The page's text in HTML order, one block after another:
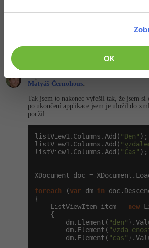
OK
tady použitýho pole) - teda pokud ti jeden
Matyáš Černohous:
Tak jsem to nakonec vyřešil tak, že jsem si
po ukončení applikace jsem je uložil do
použil
listView1.Columns.Add( "Den" );
listView1.Columns.Add(
listView1.Columns.Add( "Čas" );
XDocument doc =
foreach (var dm in
{
    ListViewItem item =
new
    {
        dm.Element(
"den"
        dm.Element(
        dm.Element(
"cas"